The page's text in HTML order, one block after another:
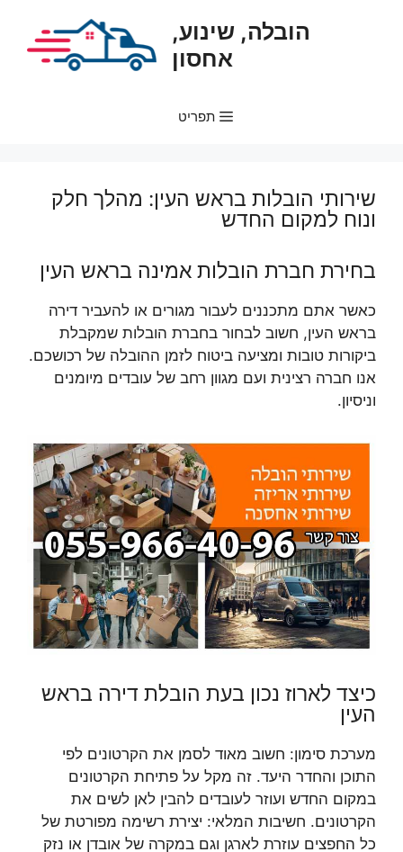
הובלה, שינוע,
אחסון
תפריט
שירותי הובלות בראש העין: מהלך חלק
ונוח למקום החדש
בחירת חברת הובלות אמינה בראש העין
כאשר אתם מתכננים לעבור מגורים או להעביר דירה
בראש העין, חשוב לבחור בחברת הובלות שמקבלת
ביקורות טובות ומציעה ביטוח לזמן ההובלה של רכושכם.
אנו חברה רצינית ועם מגוון רחב של עובדים מיומנים
וניסיון.
כיצד לארוז נכון בעת הובלת דירה בראש
העין
מערכת סימון: חשוב מאוד לסמן את הקרטונים לפי
התוכן והחדר היעד. זה מקל על פתיחת הקרטונים
במקום החדש ועוזר לעובדים להבין לאן לשים את
הקרטונים. חשיבות המלאי: יצירת רשימה מפורטת של
כל החפצים עוזרת לארגן וגם במקרה של אובדן או נזק